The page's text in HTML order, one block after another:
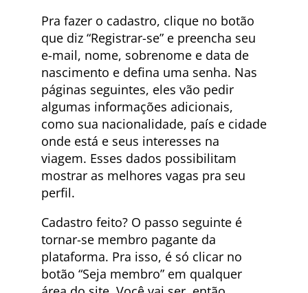
Pra fazer o cadastro, clique no botão
que diz “Registrar-se” e preencha seu
e-mail, nome, sobrenome e data de
nascimento e defina uma senha. Nas
páginas seguintes, eles vão pedir
algumas informações adicionais,
como sua nacionalidade, país e cidade
onde está e seus interesses na
viagem. Esses dados possibilitam
mostrar as melhores vagas pra seu
perfil.
Cadastro feito? O passo seguinte é
tornar-se membro pagante da
plataforma. Pra isso, é só clicar no
botão “Seja membro” em qualquer